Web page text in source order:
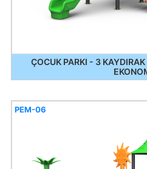
ÇOCUK PARKI - 3
PEM-06